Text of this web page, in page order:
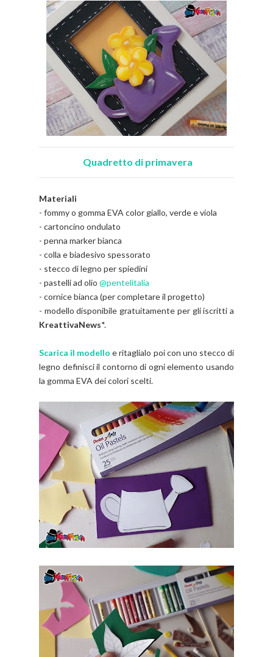
Quadretto di primavera
Materiali
- fommy o gomma EVA color giallo, verde e viola
- cartoncino ondulato
- penna marker bianca
- colla e biadesivo spessorato
- stecco di legno per spiedini
- pastelli ad olio @pentelitalia
- cornice bianca (per completare il progetto)
- modello disponibile gratuitamente per gli iscritti a
KreattivaNews*.
Scarica il modello e ritaglialo poi con uno stecco di
legno definisci il contorno di ogni elemento usando
la gomma EVA dei colori scelti.